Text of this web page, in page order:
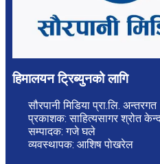
हिमालयन ट्रिब्युनको लागि
सौरपानी मिडिया प्रा.लि. अन्तरगत
प्रकाशक: साहित्यसागर श्रोत
सम्पादक: गजे घले
व्यवस्थापक: आशिष पोखरेल